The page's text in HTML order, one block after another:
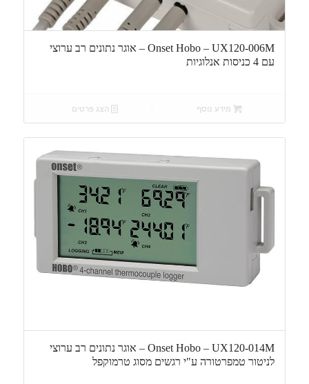
Onset Hobo – UX120-006M – אוגר נתונים רב ערוצי
עם 4 כניסות אנלוגיות
מידע נוסף הצג פרטים
Onset Hobo – UX120-014M – אוגר נתונים רב ערוצי
לניטור טמפרטורה ע"י רגשים מסוג טרמוקפל